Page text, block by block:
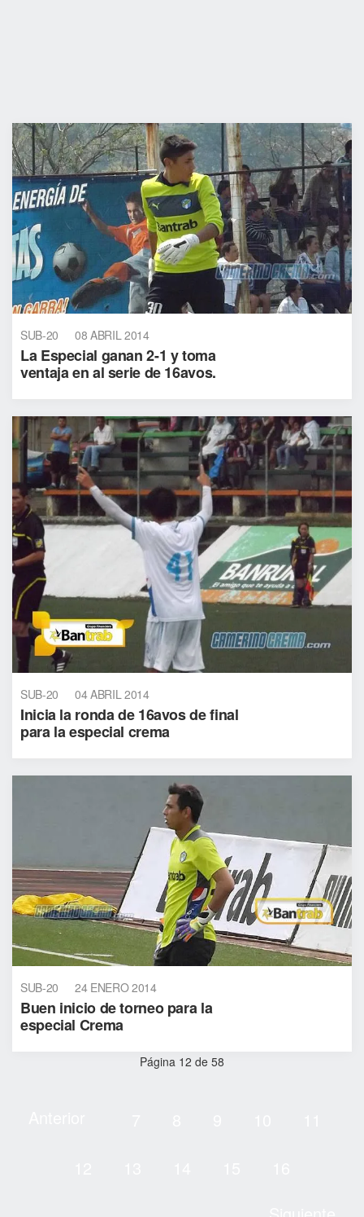
SUB-20 08 ABRIL 2014
La Especial ganan 2-1 y toma
ventaja en al serie de 16avos.
SUB-20 04 ABRIL 2014
Inicia la ronda de 16avos de final
para la especial crema
SUB-20 24 ENERO 2014
Buen inicio de torneo para la
especial Crema
Página 12 de 58